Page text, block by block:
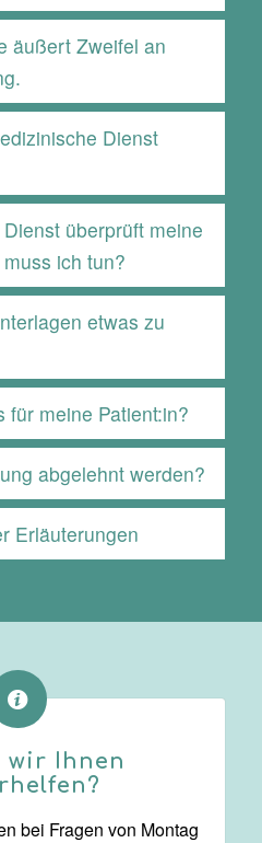
äußert Zweifel an
Dienst
überprüft meine
ich tun?
etwas zu
für meine Patient:in?
abgelehnt werden?
Erläuterungen
wir Ihnen
bei Fragen von Montag